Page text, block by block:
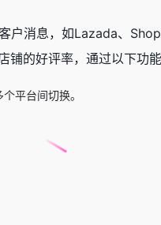
户消息，如Lazada、
的好评率，通过以下功能
平台间切换。